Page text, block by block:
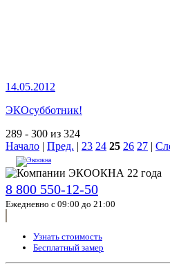
14.05.2012
ЭКОсубботник!
289 - 300 из 324
Начало | Пред. | 23 24 25 26 27 |
8 800 550-12-50
Ежедневно с 09:00 до 21:00
Узнать стоимость
Бесплатный замер